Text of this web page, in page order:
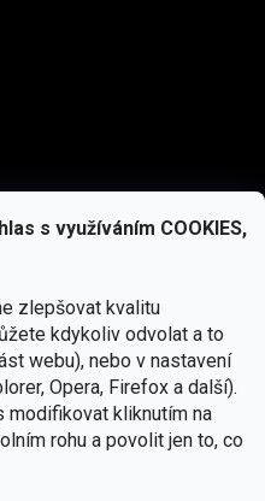
s využíváním COOKIES,
zlepšovat kvalitu
kdykoliv odvolat a to
webu), nebo v nastavení
Opera, Firefox a další).
modifikovat kliknutím na
rohu a povolit jen to, co